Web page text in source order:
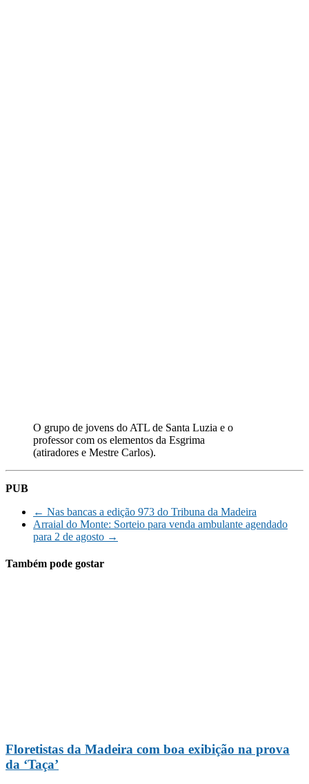
O grupo de jovens do ATL de Santa Luzia e o
professor com os elementos da Esgrima
(atiradores e Mestre Carlos).
PUB
← Nas bancas a edição 973 do Tribuna da Madeira
Arraial do Monte: Sorteio para venda ambulante agendado
para 2 de agosto →
Também pode gostar
Floretistas da Madeira com boa exibição na prova
da ‘Taça’